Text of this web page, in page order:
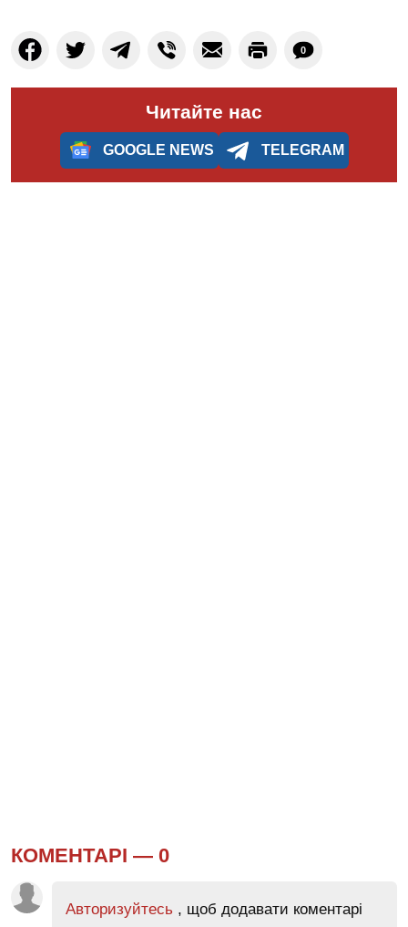
0
Читайте нас
GOOGLE NEWS TELEGRAM
КОМЕНТАРІ — 0
Авторизуйтесь , щоб додавати коментарі